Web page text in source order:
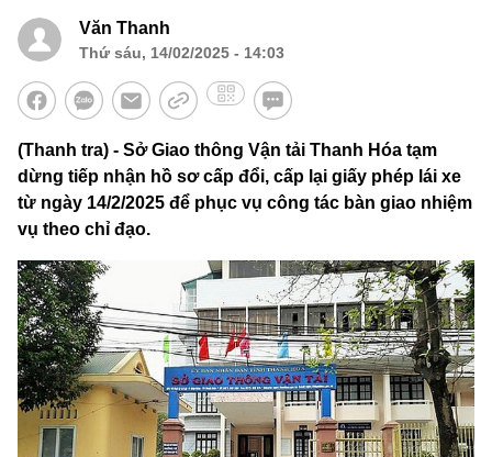
Văn Thanh
Thứ sáu, 14/02/2025 - 14:03
(Thanh tra) - Sở Giao thông Vận tải Thanh Hóa tạm
dừng tiếp nhận hồ sơ cấp đổi, cấp lại giấy phép lái xe
từ ngày 14/2/2025 để phục vụ công tác bàn giao nhiệm
vụ theo chỉ đạo.